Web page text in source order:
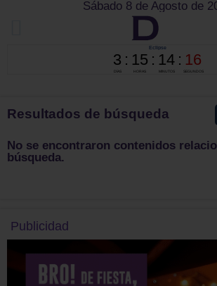
Sábado 8 de Agosto de
Resultados de búsqueda
No se encontraron contenidos
búsqueda.
Publicidad